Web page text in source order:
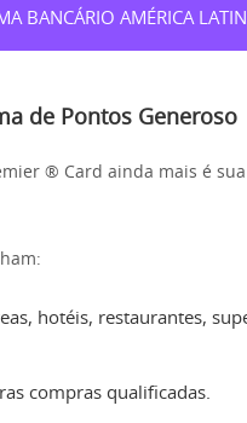
BANCÁRIO AMÉRICA
de Pontos Generoso
® Card ainda mais é
hotéis, restaurantes,
compras qualificadas.